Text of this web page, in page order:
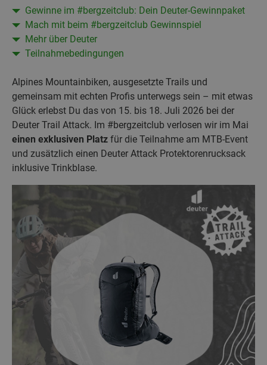
Gewinne im #bergzeitclub: Dein Deuter-Gewinnpaket
Mach mit beim #bergzeitclub Gewinnspiel
Mehr über Deuter
Teilnahmebedingungen
Alpines Mountainbiken, ausgesetzte Trails und
gemeinsam mit echten Profis unterwegs sein – mit etwas
Glück erlebst Du das von 15. bis 18. Juli 2026 bei der
Deuter Trail Attack. Im #bergzeitclub verlosen wir im Mai
einen exklusiven Platz für die Teilnahme am MTB-Event
und zusätzlich einen Deuter Attack Protektorenrucksack
inklusive Trinkblase.